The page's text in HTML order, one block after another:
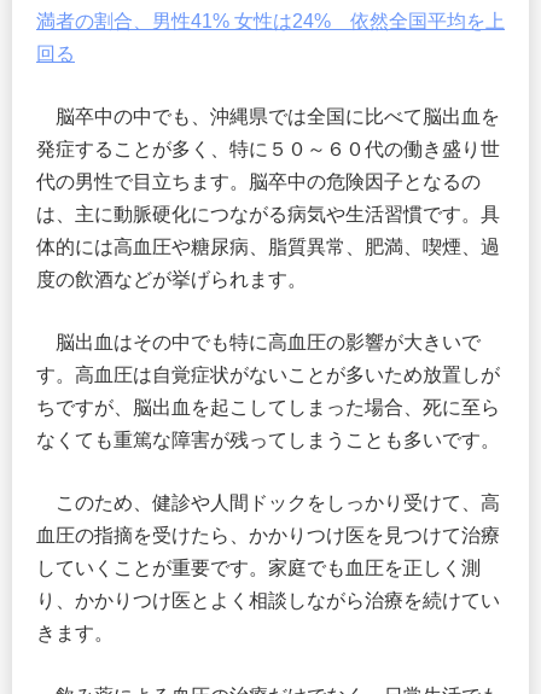
満者の割合、男性41% 女性は24% 依然全国平均を上
回る
脳卒中の中でも、沖縄県では全国に比べて脳出血を
発症することが多く、特に５０～６０代の働き盛り世
代の男性で目立ちます。脳卒中の危険因子となるの
は、主に動脈硬化につながる病気や生活習慣です。具
体的には高血圧や糖尿病、脂質異常、肥満、喫煙、過
度の飲酒などが挙げられます。
脳出血はその中でも特に高血圧の影響が大きいで
す。高血圧は自覚症状がないことが多いため放置しが
ちですが、脳出血を起こしてしまった場合、死に至ら
なくても重篤な障害が残ってしまうことも多いです。
このため、健診や人間ドックをしっかり受けて、高
血圧の指摘を受けたら、かかりつけ医を見つけて治療
していくことが重要です。家庭でも血圧を正しく測
り、かかりつけ医とよく相談しながら治療を続けてい
きます。